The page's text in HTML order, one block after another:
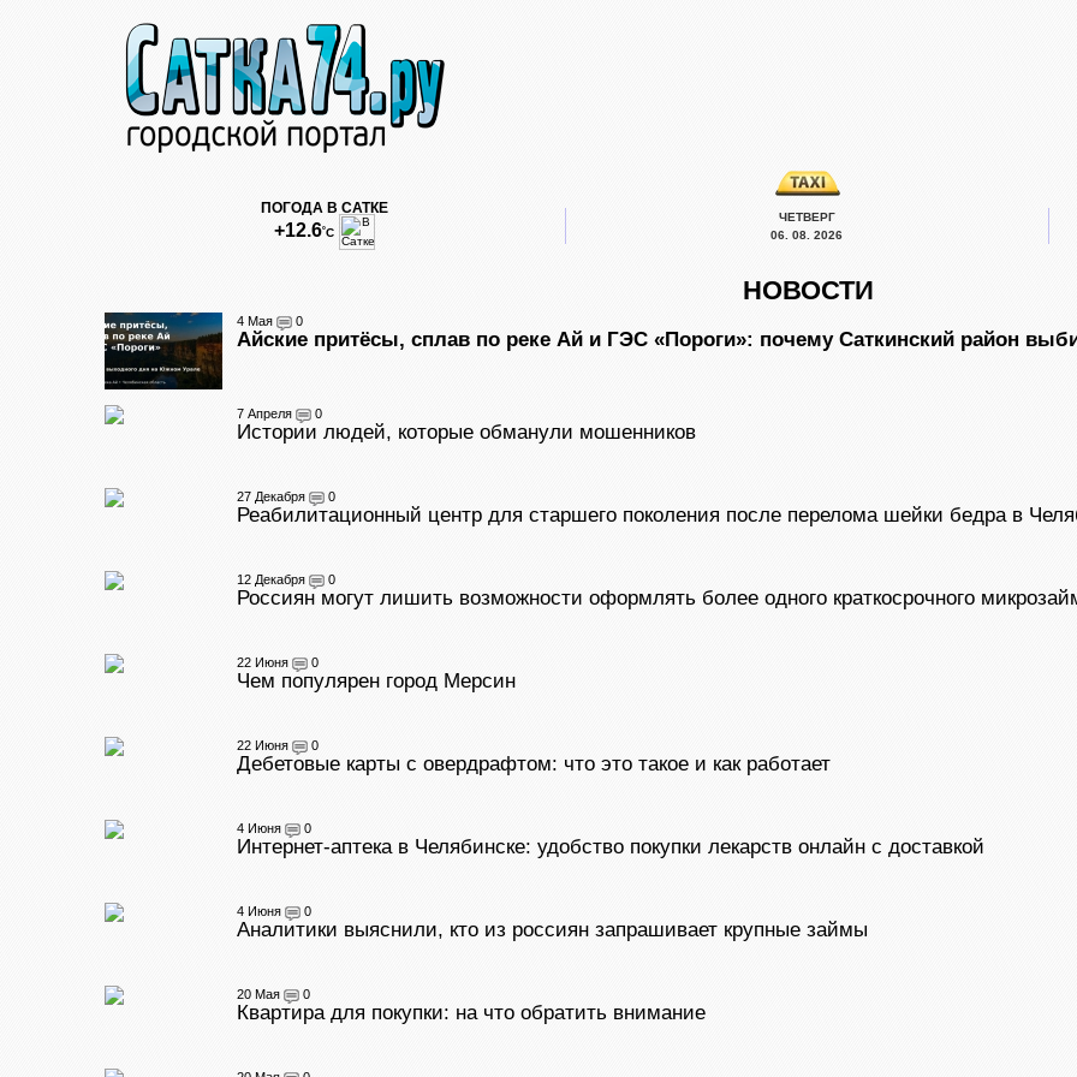
ПОГОДА В САТКЕ
+12.6˚С
ЧЕТВЕРГ
06. 08. 2026
НОВОСТИ
4 Мая 0
Айские притёсы, сплав по реке Ай и ГЭС «Пороги»: почему Саткинский район
7 Апреля 0
Истории людей, которые обманули мошенников
27 Декабря 0
Реабилитационный центр для старшего поколения после перелома шейки бедра в
12 Декабря 0
Россиян могут лишить возможности оформлять более одного краткосрочного
22 Июня 0
Чем популярен город Мерсин
22 Июня 0
Дебетовые карты с овердрафтом: что это такое и как работает
4 Июня 0
Интернет-аптека в Челябинске: удобство покупки лекарств онлайн с доставкой
4 Июня 0
Аналитики выяснили, кто из россиян запрашивает крупные займы
20 Мая 0
Квартира для покупки: на что обратить внимание